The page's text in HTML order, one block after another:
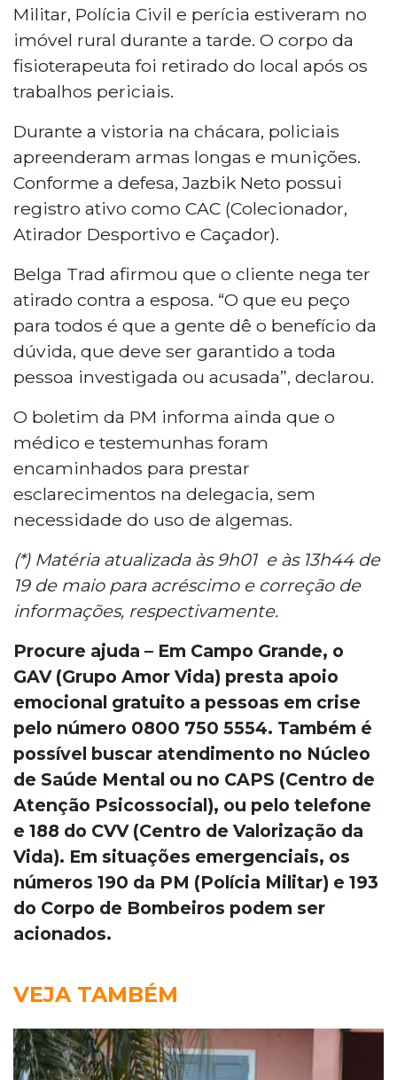
Militar, Polícia Civil e perícia estiveram no
imóvel rural durante a tarde. O corpo da
fisioterapeuta foi retirado do local após os
trabalhos periciais.
Durante a vistoria na chácara, policiais
apreenderam armas longas e munições.
Conforme a defesa, Jazbik Neto possui
registro ativo como CAC (Colecionador,
Atirador Desportivo e Caçador).
Belga Trad afirmou que o cliente nega ter
atirado contra a esposa. “O que eu peço
para todos é que a gente dê o benefício da
dúvida, que deve ser garantido a toda
pessoa investigada ou acusada”, declarou.
O boletim da PM informa ainda que o
médico e testemunhas foram
encaminhados para prestar
esclarecimentos na delegacia, sem
necessidade do uso de algemas.
(*) Matéria atualizada às 9h01 e às 13h44 de
19 de maio para acréscimo e correção de
informações, respectivamente.
Procure ajuda – Em Campo Grande, o
GAV (Grupo Amor Vida) presta apoio
emocional gratuito a pessoas em crise
pelo número 0800 750 5554. Também é
possível buscar atendimento no Núcleo
de Saúde Mental ou no CAPS (Centro de
Atenção Psicossocial), ou pelo telefone
e 188 do CVV (Centro de Valorização da
Vida). Em situações emergenciais, os
números 190 da PM (Polícia Militar) e 193
do Corpo de Bombeiros podem ser
acionados.
VEJA TAMBÉM